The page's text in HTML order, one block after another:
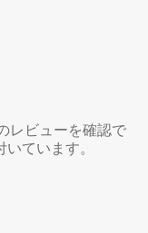
レビューを確認で
ています。